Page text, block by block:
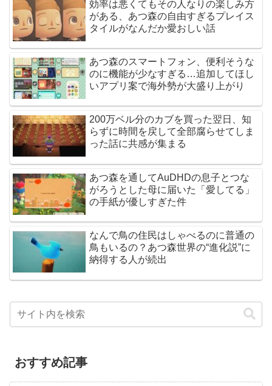
効率は悪くてもその人なりの楽しみ方
がある、あつ森の自由すぎるプレイス
タイルがなんだか愛おしい話
あつ森のスマートフォン、便利そうな
のに機能が少なすぎる…追加してほし
いアプリ案で海外勢が大盛り上がり
200万ベル分のカブを買った翌日、知
らずに時間を戻して全部腐らせてしま
った話に共感が集まる
あつ森を通してAuDHDの息子とつな
がろうとした母に届いた「愛してる」
の手紙が優しすぎた件
なんで鳥の住民はしゃべるのに普通の
鳥もいるの？あつ森世界の“進化説”に
納得する人が続出
おすすめ記事